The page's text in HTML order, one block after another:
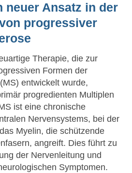
neuer Ansatz in der
progressiver
Therapie, die zur
Formen der
entwickelt wurde,
progredienten Multiplen
ist eine chronische
Nervensystems, bei der
Myelin, die schützende
angreift. Dies führt zu
der Nervenleitung und
Symptomen.